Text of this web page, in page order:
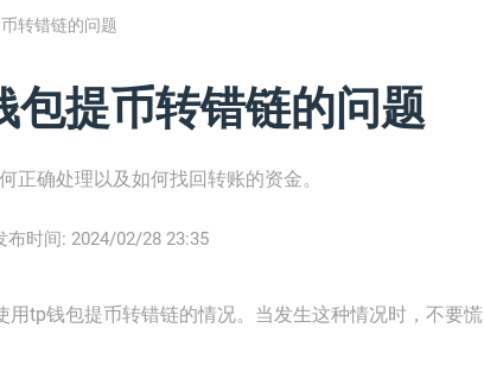
转错链的问题
提币转错链的问题
正确处理以及如何找回转账的资金。
布时间: 2024/02/28 23:35
用tp钱包提币转错链的情况。当发生这种情况时，不要慌